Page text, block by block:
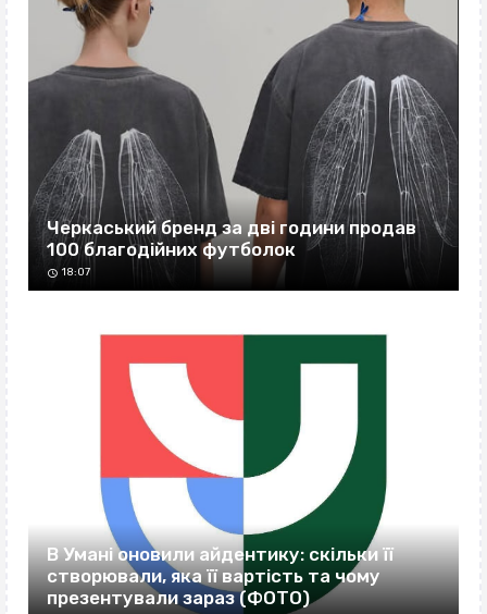
Черкаський бренд за дві години продав
100 благодійних футболок
18:07
В Умані оновили айдентику: скільки її
створювали, яка її вартість та чому
презентували зараз (ФОТО)